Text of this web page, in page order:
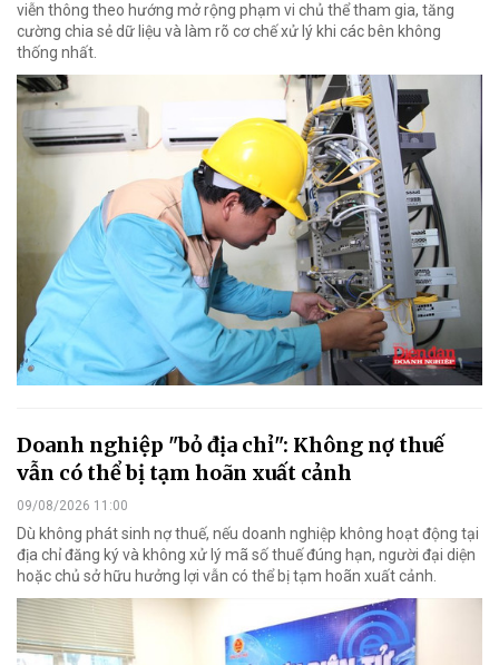
viễn thông theo hướng mở rộng phạm vi chủ thể tham gia, tăng
cường chia sẻ dữ liệu và làm rõ cơ chế xử lý khi các bên không
thống nhất.
Doanh nghiệp "bỏ địa chỉ": Không nợ thuế
vẫn có thể bị tạm hoãn xuất cảnh
09/08/2026 11:00
Dù không phát sinh nợ thuế, nếu doanh nghiệp không hoạt động tại
địa chỉ đăng ký và không xử lý mã số thuế đúng hạn, người đại diện
hoặc chủ sở hữu hưởng lợi vẫn có thể bị tạm hoãn xuất cảnh.